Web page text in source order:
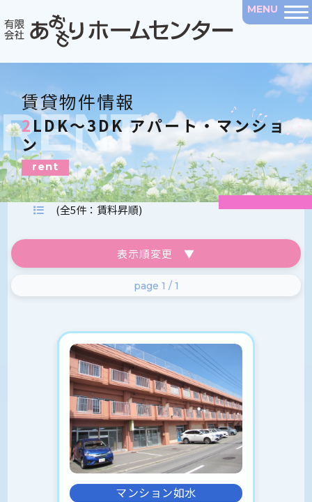
賃貸物件情報
2LDK～3DK アパート・マンショ
ン
rent
RENT
(全5件：賃料昇順)
表示順変更 ▼
賃料昇順
専有面積昇順
専有面積降順
築年昇順
築年降順
page 1 / 1
マンション如水